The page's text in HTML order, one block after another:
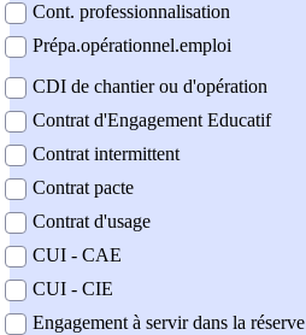
Cont. professionnalisation
Prépa.opérationnel.emploi
CDI de chantier ou d'opération
Contrat d'Engagement Educatif
Contrat intermittent
Contrat pacte
Contrat d'usage
CUI - CAE
CUI - CIE
Engagement à servir dans la réserve